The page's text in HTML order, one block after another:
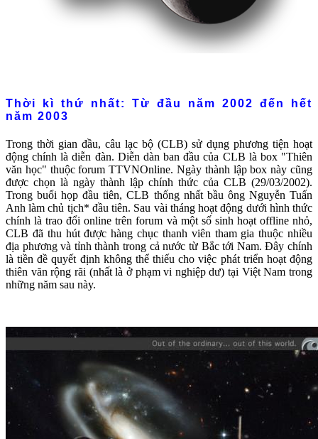
Thời kì thứ nhất: Từ đầu năm 2002 đến hết
năm 2003
Trong thời gian đầu, câu lạc bộ (CLB) sử dụng phương tiện hoạt
động chính là diễn đàn. Diễn dàn ban đầu của CLB là box "Thiên
văn học" thuộc forum TTVNOnline. Ngày thành lập box này cũng
được chọn là ngày thành lập chính thức của CLB (29/03/2002).
Trong buổi họp đầu tiên, CLB thống nhất bầu ông Nguyễn Tuấn
Anh làm chủ tịch* đầu tiên. Sau vài tháng hoạt động dưới hình thức
chính là trao đổi online trên forum và một số sinh hoạt offline nhỏ,
CLB đã thu hút được hàng chục thanh viên tham gia thuộc nhiều
địa phương và tỉnh thành trong cả nước từ Bắc tới Nam. Đây chính
là tiền đề quyết định không thể thiếu cho việc phát triển hoạt động
thiên văn rộng rãi (nhất là ở phạm vi nghiệp dư) tại Việt Nam trong
những năm sau này.